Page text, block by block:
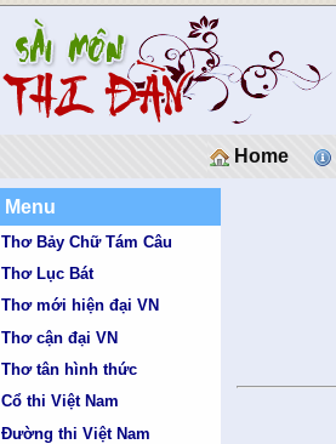
Home
Menu
Thơ Bảy Chữ Tám Câu
Thơ Lục Bát
Thơ mới hiện đại VN
Thơ cận đại VN
Thơ tân hình thức
Cổ thi Việt Nam
Đường thi Việt Nam